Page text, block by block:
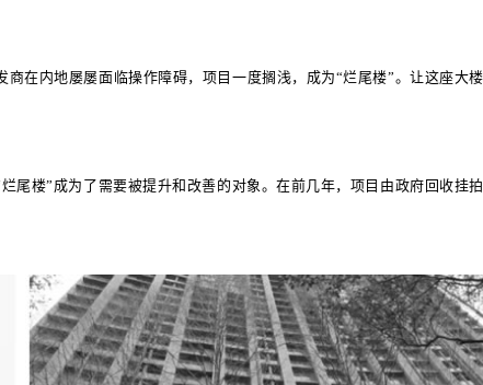
在内地屡屡面临操作障碍，项目一度搁浅，成为“烂尾楼”。让这座大
尾楼”成为了需要被提升和改善的对象。在前几年，项目由政府回收挂